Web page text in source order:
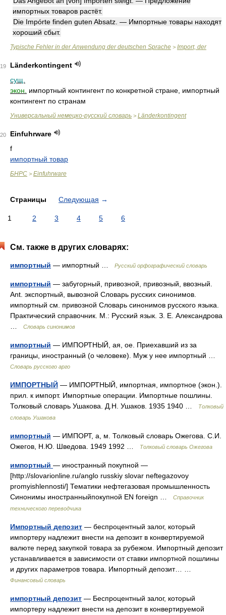
импортных товаров растёт.
Die Impórte finden guten Absatz. — Импортные товары находят
хороший сбыт.
Typische Fehler in der Anwendung der deutschen Sprache > Import, der
19
Länderkontingent
сущ.
экон.
импортный контингент по конкретной стране, импортный
контингент по странам
Универсальный немецко-русский словарь > Länderkontingent
20
Einfuhrware
f
импортный товар
БНРС > Einfuhrware
Страницы Следующая →
1 2 3 4 5 6
См. также в других словарях:
импортный — импортный … Русский орфографический словарь
импортный — забугорный, привозной, привозный, ввозный.
Ant. экспортный, вывозной Словарь русских синонимов.
импортный см. привозной Словарь синонимов русского языка.
Практический справочник. М.: Русский язык. З. Е. Александрова
Словарь синонимов
импортный — ИМПОРТНЫЙ, ая, ое. Приехавший из за
границы, иностранный (о человеке). Муж у нее импортный …
Словарь русского арго
ИМПОРТНЫЙ — ИМПОРТНЫЙ, импортная, импортное (экон.).
прил. к импорт. Импортные операции. Импортные пошлины.
Толковый словарь Ушакова. Д.Н. Ушаков. 1935 1940 …
Толковый
словарь Ушакова
импортный — ИМПОРТ, а, м. Толковый словарь Ожегова. С.И.
Ожегов, Н.Ю. Шведова. 1949 1992 …
Толковый словарь Ожегова
импортный — иностранный покупной —
[http://slovarionline.ru/anglo russkiy slovar neftegazovoy
promyishlennosti/] Тематики нефтегазовая промышленность
Синонимы иностранныйпокупной EN foreign …
Справочник
технического переводчика
Импортный депозит — беспроцентный залог, который
импортеру надлежит внести на депозит в конвертируемой
валюте перед закупкой товара за рубежом. Импортный депозит
устанавливается в зависимости от ставки импортной пошлины
и других параметров товара. Импортный депозит… …
Финансовый словарь
импортный депозит — Беспроцентный залог, который
импортеру надлежит внести на депозит в конвертируемой